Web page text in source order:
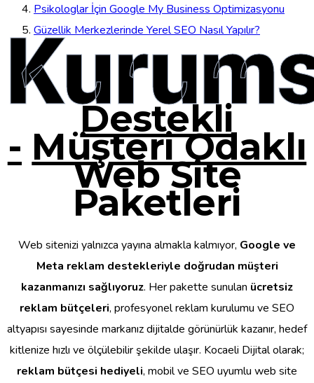
Psikologlar İçin Google My Business Optimizasyonu
Güzellik Merkezlerinde Yerel SEO Nasıl Yapılır?
Destekli
- Müşteri Odaklı
Web Site
Paketleri
Web sitenizi yalnızca yayına almakla kalmıyor, Google ve
Meta reklam destekleriyle doğrudan müşteri
kazanmanızı sağlıyoruz. Her pakette sunulan ücretsiz
reklam bütçeleri, profesyonel reklam kurulumu ve SEO
altyapısı sayesinde markanız dijitalde görünürlük kazanır, hedef
kitlenize hızlı ve ölçülebilir şekilde ulaşır. Kocaeli Dijital olarak;
reklam bütçesi hediyeli, mobil ve SEO uyumlu web site